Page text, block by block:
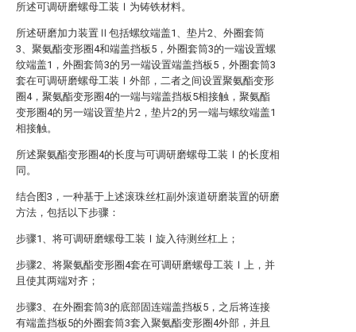
所述可调研磨螺母工装Ⅰ为铸铁材料。
所述研磨加力装置Ⅱ包括螺纹端盖1、垫片2、外圈套筒
3、聚氨酯变形圈4和端盖挡板5，外圈套筒3的一端设置螺
纹端盖1，外圈套筒3的另一端设置端盖挡板5，外圈套筒3
套在可调研磨螺母工装Ⅰ外部，二者之间设置聚氨酯变形
圈4，聚氨酯变形圈4的一端与端盖挡板5相接触，聚氨酯
变形圈4的另一端设置垫片2，垫片2的另一端与螺纹端盖1
相接触。
所述聚氨酯变形圈4的长度与可调研磨螺母工装Ⅰ的长度相
同。
结合图3，一种基于上述滚珠丝杠副外滚道研磨装置的研磨
方法，包括以下步骤：
步骤1、将可调研磨螺母工装Ⅰ旋入待测丝杠上；
步骤2、将聚氨酯变形圈4套在可调研磨螺母工装Ⅰ上，并
且使其两端对齐；
步骤3、在外圈套筒3的底部固连端盖挡板5，之后将连接
有端盖挡板5的外圈套筒3套入聚氨酯变形圈4外部，并且